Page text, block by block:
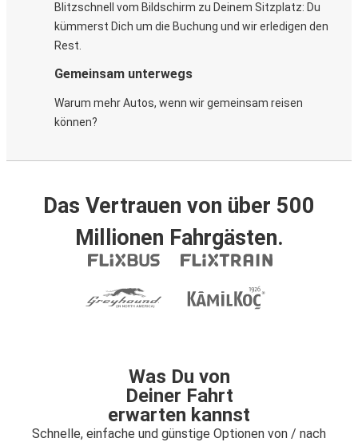
Blitzschnell vom Bildschirm zu Deinem Sitzplatz: Du
kümmerst Dich um die Buchung und wir erledigen den
Rest.
Gemeinsam unterwegs
Warum mehr Autos, wenn wir gemeinsam reisen
können?
Das Vertrauen von über 500
Millionen Fahrgästen.
Was Du von
Deiner Fahrt
erwarten kannst
Schnelle, einfache und günstige Optionen von / nach